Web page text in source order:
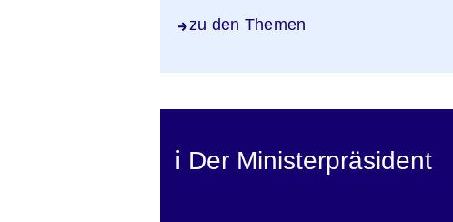
zu den Themen
ℹ️ Der Ministerpräsident